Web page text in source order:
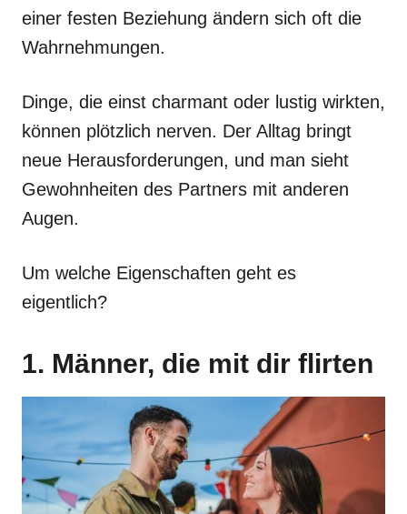
einer festen Beziehung ändern sich oft die
Wahrnehmungen.
Dinge, die einst charmant oder lustig wirkten,
können plötzlich nerven. Der Alltag bringt
neue Herausforderungen, und man sieht
Gewohnheiten des Partners mit anderen
Augen.
Um welche Eigenschaften geht es
eigentlich?
1. Männer, die mit dir flirten